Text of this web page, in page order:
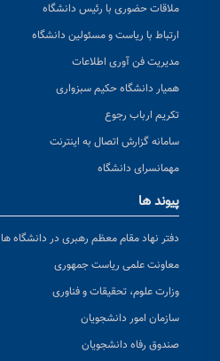
ملاقات حضوری با رئیس دانشگاه
ارتباط با ریاست و مسئولین دانشگاه
مدیریت فن آوری اطلاعات
همیار دانشگاه حکیم سبزواری
تکریم ارباب رجوع
سامانه گزارش اتصال به اینترنت
مهمانسرای دانشگاه
پیوند ها
دفتر نهاد مقام معظم رهبری در دانشگاه ها
معاونت علمی ریاست جمهوری
وزارت علوم، تحقیقات و فناوری
سازمان امور دانشجویان
صندوق رفاه دانشجویان